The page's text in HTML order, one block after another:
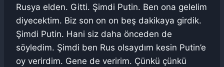
Rusya elden. Gitti. Şimdi Putin. Ben ona gelelim
diyecektim. Biz son on on beş dakikaya girdik.
Şimdi Putin. Hani siz daha önceden de
söyledim. Şimdi ben Rus olsaydım kesin Putin’e
oy verirdim. Gene de veririm. Çünkü çünkü